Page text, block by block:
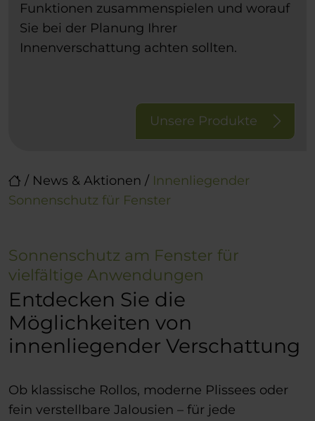
/ News & Aktionen / Innenliegender
Sonnenschutz für Fenster
Funktionen zusammenspielen und worauf
Sie bei der Planung Ihrer
Innenverschattung achten sollten.
Unsere Produkte
Sonnenschutz am Fenster für
vielfältige Anwendungen
Entdecken Sie die
Möglichkeiten von
innenliegender Verschattung
Ob klassische Rollos, moderne Plissees oder
fein verstellbare Jalousien – für jede